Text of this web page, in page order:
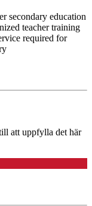
secondary education
teacher training
required for
att uppfylla det här